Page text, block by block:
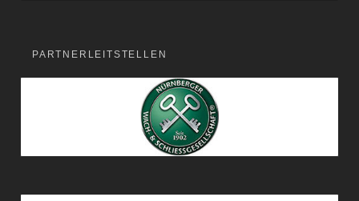
PARTNERLEITSTELLEN